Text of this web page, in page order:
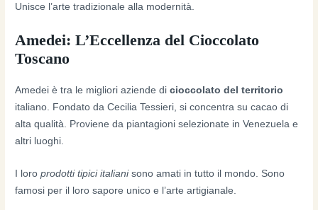
Unisce l’arte tradizionale alla modernità.
Amedei: L’Eccellenza del Cioccolato
Toscano
Amedei è tra le migliori aziende dicioccolato del territorio
italiano. Fondato da Cecilia Tessieri, si concentra su cacao di
alta qualità. Proviene da piantagioni selezionate in Venezuela e
altri luoghi.
I loroprodotti tipici italianisono amati in tutto il mondo. Sono
famosi per il loro sapore unico e l’arte artigianale.